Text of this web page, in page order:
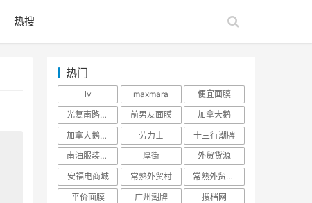
热搜
热门
lv maxmara
便宜面膜
光复南路潮牌
前男友面膜
加拿大鹅
加拿大鹅羽绒服
劳力士
十三行潮牌
南油服装批发市场
厚街
外贸货源
安福电商城
常熟外贸村
常熟外贸村货源
平价面膜
广州潮牌
搜档网